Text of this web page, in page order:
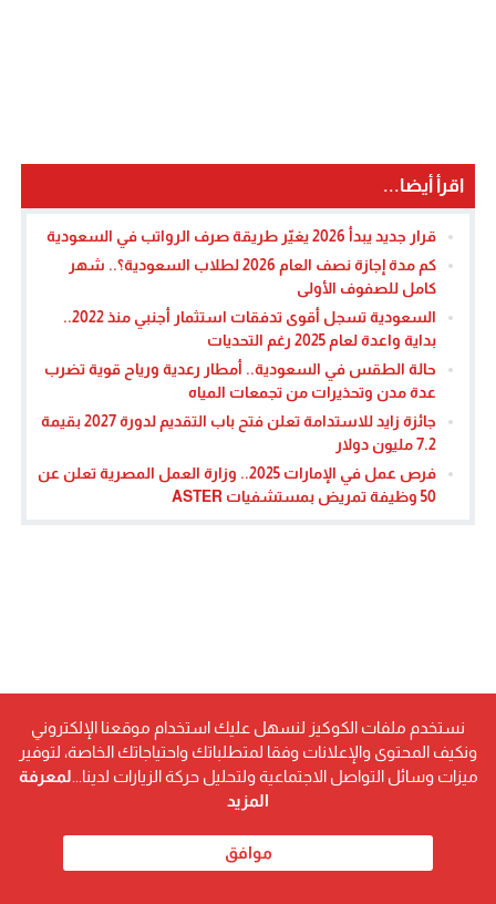
اقرأ أيضا...
قرار جديد يبدأ 2026 يغيّر طريقة صرف الرواتب في السعودية
كم مدة إجازة نصف العام 2026 لطلاب السعودية؟.. شهر
كامل للصفوف الأولى
السعودية تسجل أقوى تدفقات استثمار أجنبي منذ 2022..
بداية واعدة لعام 2025 رغم التحديات
حالة الطقس في السعودية.. أمطار رعدية ورياح قوية تضرب
عدة مدن وتحذيرات من تجمعات المياه
جائزة زايد للاستدامة تعلن فتح باب التقديم لدورة 2027 بقيمة
7.2 مليون دولار
فرص عمل في الإمارات 2025.. وزارة العمل المصرية تعلن عن
50 وظيفة تمريض بمستشفيات ASTER
نستخدم ملفات الكوكيز لنسهل عليك استخدام موقعنا الإلكتروني
ونكيف المحتوى والإعلانات وفقا لمتطلباتك واحتياجاتك الخاصة، لتوفير
ميزات وسائل التواصل الاجتماعية ولتحليل حركة الزيارات لدينا... لمعرفة
المزيد
موافق